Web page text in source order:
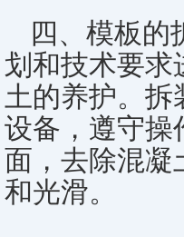
四、模板的
划和技术要求
土的养护。拆
设备，遵守操
面，去除混
和光滑。